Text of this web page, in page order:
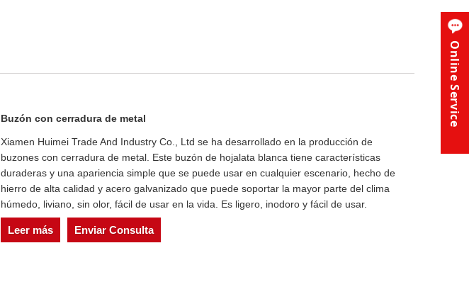
Buzón con cerradura de metal
Xiamen Huimei Trade And Industry Co., Ltd se ha desarrollado en la producción de
buzones con cerradura de metal. Este buzón de hojalata blanca tiene características
duraderas y una apariencia simple que se puede usar en cualquier escenario, hecho de
hierro de alta calidad y acero galvanizado que puede soportar la mayor parte del clima
húmedo, liviano, sin olor, fácil de usar en la vida. Es ligero, inodoro y fácil de usar.
Leer más Enviar Consulta
Online Service